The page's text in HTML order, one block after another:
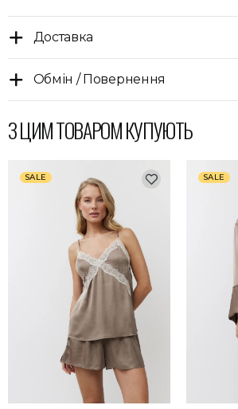
Доставка
Обмін / Повернення
З ЦИМ ТОВАРОМ КУПУЮТЬ
SALE SALE